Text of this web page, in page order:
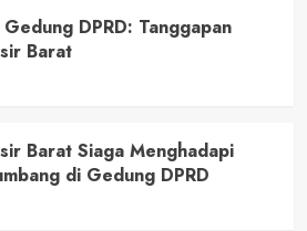
DPRD: Tanggapan
Barat
Barat Siaga Menghadapi
di Gedung DPRD